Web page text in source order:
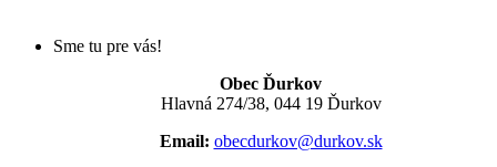
Sme tu pre vás!
Obec Ďurkov
Hlavná 274/38, 044 19 Ďurkov
Email: obecdurkov@durkov.sk